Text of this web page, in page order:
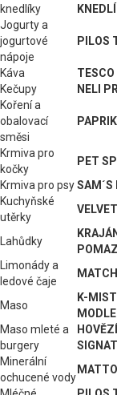
knedlíky
Jogurty a
jogurtové
nápoje
PILOS
Káva
Kečupy
NELI
Koření a
obalovací
směsi
Krmiva pro
kočky
PET
Krmiva pro psySAM´S
Kuchyňské
utěrky
Lahůdky
Limonády a
ledové čaje
Maso
K-
Maso mleté a
burgery
Minerální
ochucené vody